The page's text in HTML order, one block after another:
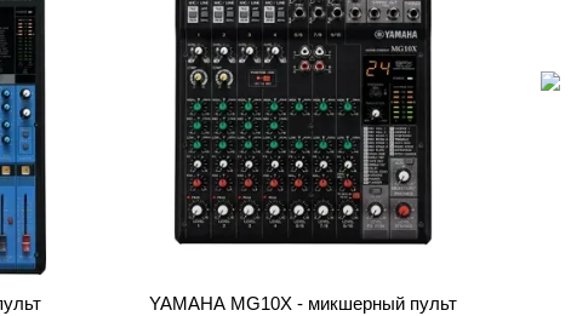
YAMAHA MG10X - микшерный пульт